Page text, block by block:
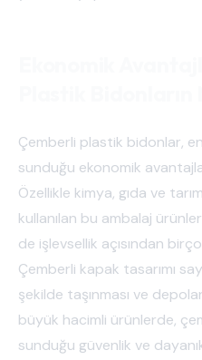
Çemberli plastik bidonlar,
sunduğu ekonomik
Özellikle kimya, gıda ve
kullanılan bu ambalaj
de işlevsellik açısından
Çemberli kapak tasarımı
şekilde taşınması ve
büyük hacimli ürünlerde,
sunduğu güvenlik ve